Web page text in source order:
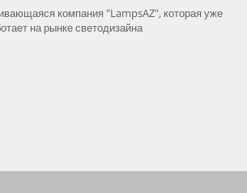
компания "LampsAZ", которая уже
на рынке светодизайна